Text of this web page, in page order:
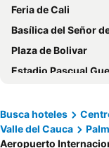
Ayenda 1408 Jaba
Park V
Hotel MS Chipichape
Hotel Quinta Norte
Hotel Palms Central
ArisSha Boutique
Feria de Cali
Basílica del Señor de los
Plaza de Bolivar
Estadio Pascual
Ciudad Jardín
Universidad del
Busca hoteles
Valle del Cauca
Aeropuerto